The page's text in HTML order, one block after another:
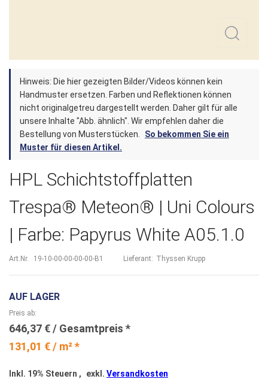
Zum
Anfang
der
Bildergalerie
springen
Hinweis: Die hier gezeigten Bilder/Videos können kein
Handmuster ersetzen. Farben und Reflektionen können
nicht originalgetreu dargestellt werden. Daher gilt für alle
unsere Inhalte "Abb. ähnlich". Wir empfehlen daher die
Bestellung von Musterstücken.
So bekommen Sie ein
Muster für diesen Artikel.
HPL Schichtstoffplatten
Trespa® Meteon® | Uni Colours
| Farbe: Papyrus White A05.1.0
Art.Nr. 19-10-00-00-00-00-B1 Lieferant: Thyssen Krupp
AUF LAGER
131,01 € / m² *
Preis ab
646,37 €
Inkl. 19% Steuern , exkl. Versandkosten